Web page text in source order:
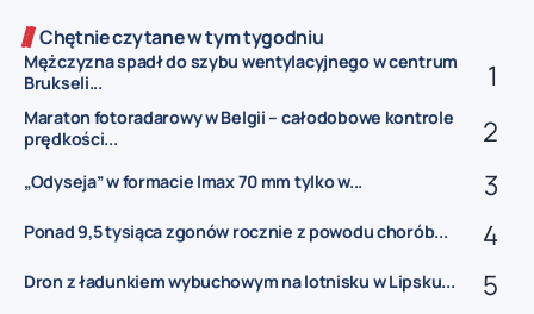
Chętnie czytane w tym tygodniu
Mężczyzna spadł do szybu wentylacyjnego w centrum
Brukseli...
Maraton fotoradarowy w Belgii – całodobowe kontrole
prędkości...
„Odyseja” w formacie Imax 70 mm tylko w...
Ponad 9,5 tysiąca zgonów rocznie z powodu chorób...
Dron z ładunkiem wybuchowym na lotnisku w Lipsku...